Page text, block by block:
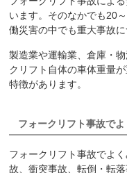
います。そのなかでも20
働災害の中でも重大事故
製造業や運輸業、倉庫・
クリフト自体の車体重量
特徴があります。
フォークリフト事故で
フォークリフト事故でよ
故、衝突事故、転倒・転落